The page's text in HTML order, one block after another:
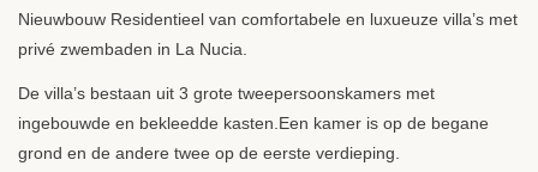
Nieuwbouw Residentieel van comfortabele en luxueuze villa’s met
privé zwembaden in La Nucia.
De villa’s bestaan uit 3 grote tweepersoonskamers met
ingebouwde en bekleedde kasten.Een kamer is op de begane
grond en de andere twee op de eerste verdieping.